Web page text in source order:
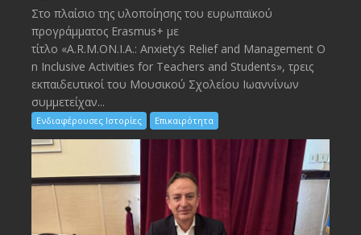
Στο πλαίσιο της υλοποίησης του ευρωπαϊκού
προγράμματος Erasmus+ με
τίτλο «A.R.M.ON.I.A.: Anxiety’s Relief and Management O
n Inclusive Activities for Teachers and Students», τρεις
εκπαιδευτικοί του Μουσικού Σχολείου Ιωαννίνων
συμμετείχαν...
Ενδιαφέρουσες Ιστορίες Επικαιρότητα